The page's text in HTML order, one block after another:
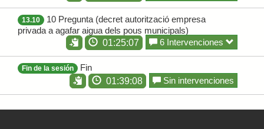
13.10
10 Pregunta (decret autorització empresa
privada a agafar aigua dels pous municipals)
01:25:07
6 Intervenciones
Fin de la sesión
Fin
01:39:08
Sin intervenciones